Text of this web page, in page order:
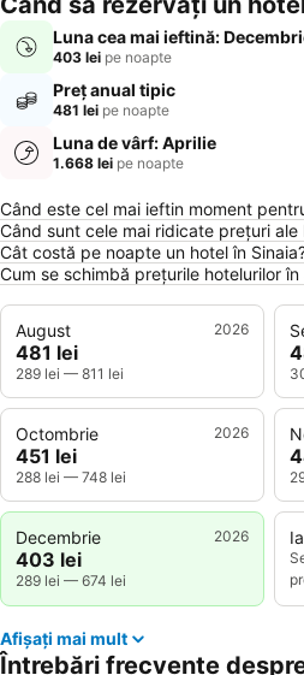
Luna cea mai ieftină:
403 lei pe noapte
Preț anual tipic
481 lei pe noapte
Luna de vârf: Aprilie
1.668 lei pe noapte
Întrebări frecvente
Când este cel mai ieftin moment
Când sunt cele mai ridicate prețuri ale
Cât costă pe noapte un hotel în
Cum se schimbă prețurile hotelurilor
August 2026
481 lei
289 lei — 811 lei
Octombrie 2026
451 lei
288 lei — 748 lei
Decembrie 2026
403 lei
289 lei — 674 lei
Afișați mai mult
Întrebări frecvente